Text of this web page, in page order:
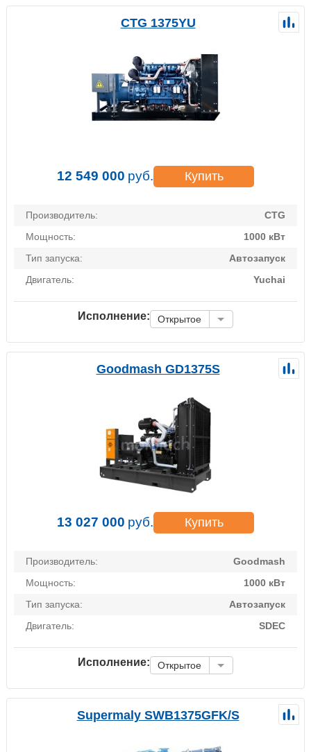
CTG 1375YU
12 549 000 руб. Купить
Производитель:
CTG
Мощность:
1000 кВт
Тип запуска:
Автозапуск
Двигатель:
Yuchai
Исполнение: Открытое
Goodmash GD1375S
13 027 000 руб. Купить
Производитель:
Goodmash
Мощность:
1000 кВт
Тип запуска:
Автозапуск
Двигатель:
SDEC
Исполнение: Открытое
Supermaly SWB1375GFK/S